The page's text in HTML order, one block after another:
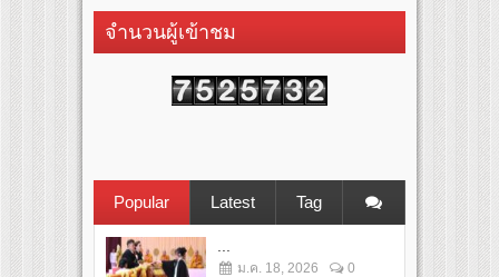
จำนวนผู้เข้าชม
Popular Latest Tag
ม.ค. 18, 2026 0